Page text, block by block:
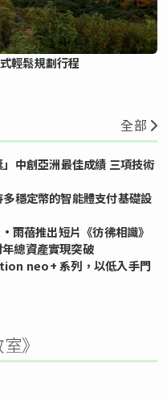
輕鬆規劃行程
全部
中創亞洲最佳成績 三項技術
穩定幣的智能體支付基礎設
蓓推出短片《彷彿相識》
總資產實現突破
neo+ 系列，以低入手門
》